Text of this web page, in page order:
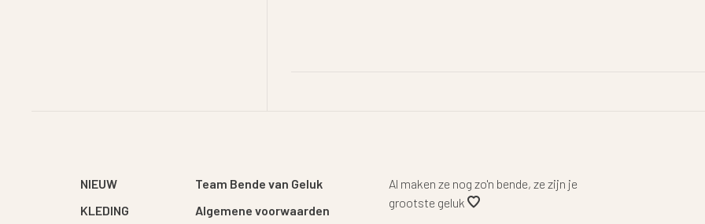
NIEUW
KLEDING
Team Bende van Geluk
Algemene voorwaarden
Al maken ze nog zo'n bende, ze zijn je
grootste geluk